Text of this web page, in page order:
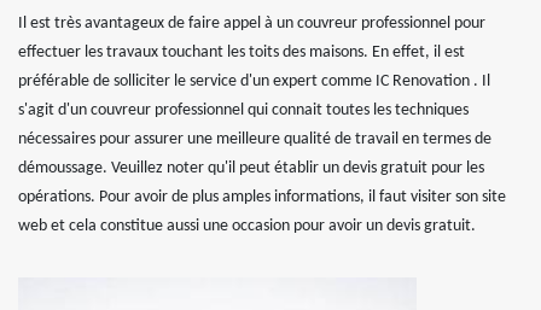
Il est très avantageux de faire appel à un couvreur professionnel pour
effectuer les travaux touchant les toits des maisons. En effet, il est
préférable de solliciter le service d'un expert comme IC Renovation . Il
s'agit d'un couvreur professionnel qui connait toutes les techniques
nécessaires pour assurer une meilleure qualité de travail en termes de
démoussage. Veuillez noter qu'il peut établir un devis gratuit pour les
opérations. Pour avoir de plus amples informations, il faut visiter son site
web et cela constitue aussi une occasion pour avoir un devis gratuit.